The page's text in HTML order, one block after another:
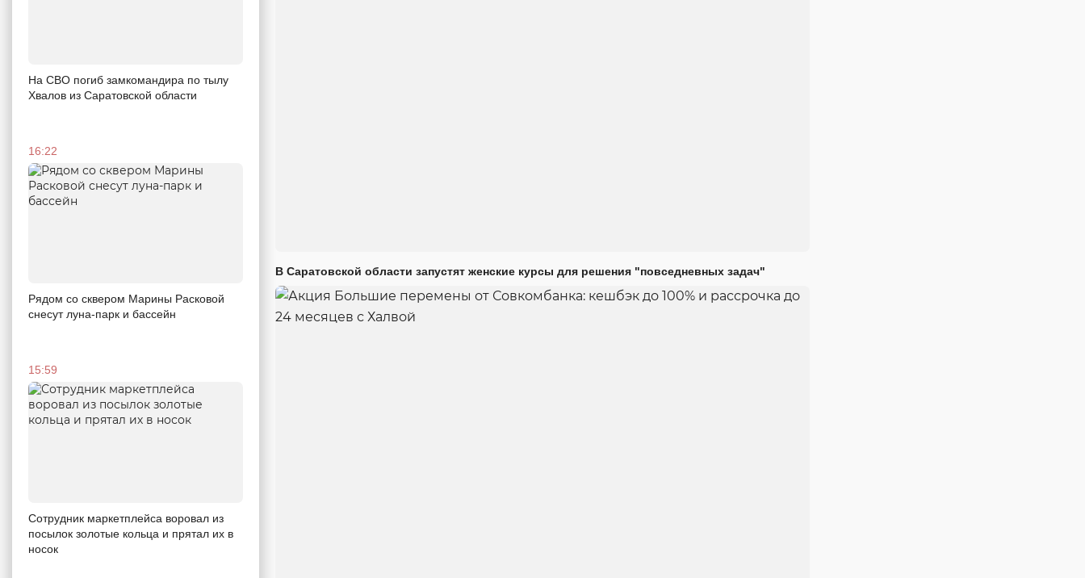
На СВО погиб замкомандира по тылу
Хвалов из Саратовской области
16:22
Рядом со сквером Марины Расковой
снесут луна-парк и бассейн
15:59
Сотрудник маркетплейса воровал из
посылок золотые кольца и прятал их в
носок
В Саратовской области запустят женские курсы для решения "повседневных задач"